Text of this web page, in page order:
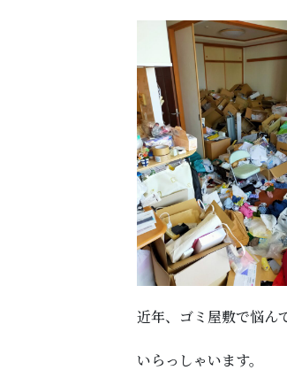
近年、ゴミ屋敷で悩ん
いらっしゃいます。